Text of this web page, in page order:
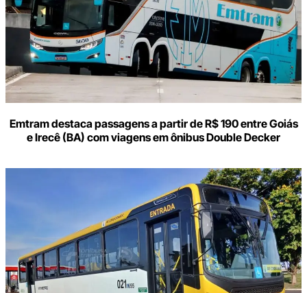
Emtram destaca passagens a partir de R$ 190 entre Goiás
e Irecê (BA) com viagens em ônibus Double Decker